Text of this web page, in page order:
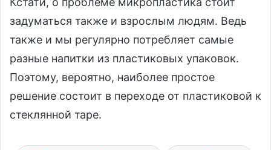
задуматься также и взрослым людям. Ведь
также и мы регулярно потребляет самые
разные напитки из пластиковых упаковок.
Поэтому, вероятно, наиболее простое
решение состоит в переходе от пластиковой к
стеклянной таре.